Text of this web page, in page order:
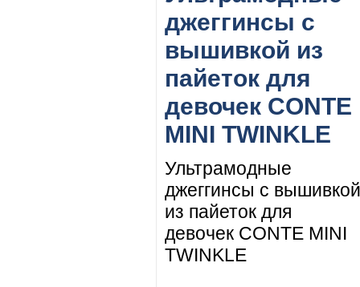
джеггинсы с
вышивкой из
пайеток для
девочек CONTE
MINI TWINKLE
Ультрамодные
джеггинсы с вышивкой
из пайеток для
девочек CONTE MINI
TWINKLE